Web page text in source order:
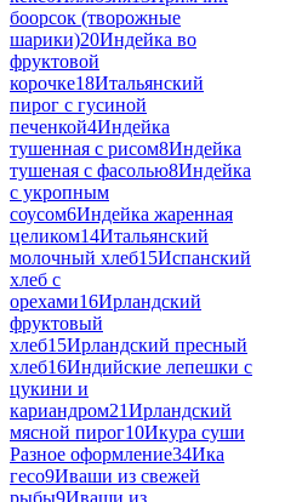
боорсок (творожные
шарики)20Индейка во
фруктовой
корочке18Итальянский
пирог с гусиной
печенкой4Индейка
тушенная с рисом8Индейка
тушеная с фасолью8Индейка
с укропным
соусом6Индейка жаренная
целиком14Итальянский
молочный хлеб15Испанский
хлеб с
орехами16Ирландский
фруктовый
хлеб15Ирландский пресный
хлеб16Индийские лепешки с
цукини и
кариандром21Ирландский
мясной пирог10Икура суши
Разное оформление34Ика
гесо9Иваши из свежей